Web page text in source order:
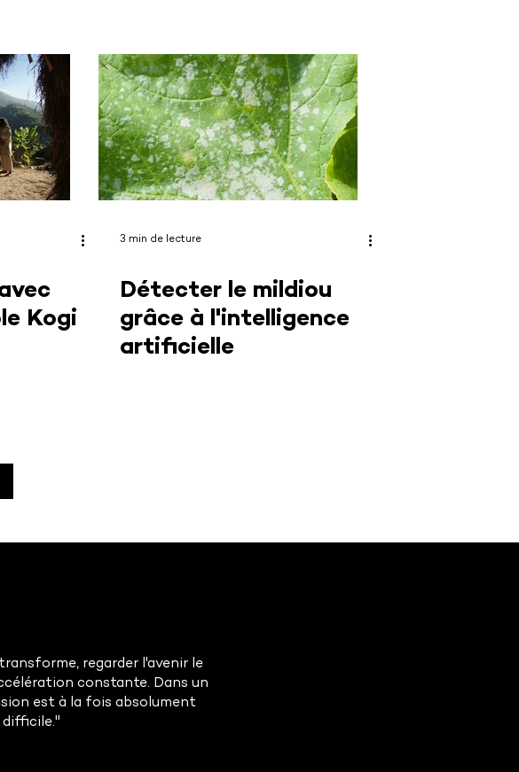
tout est possible ; ça
n’est pas sans
conséquences »
Kogi
3 min de lecture
Détecter le mildiou
grâce à l'intelligence
artificielle
regarder l'avenir le
constante. Dans un
est à la fois absolument